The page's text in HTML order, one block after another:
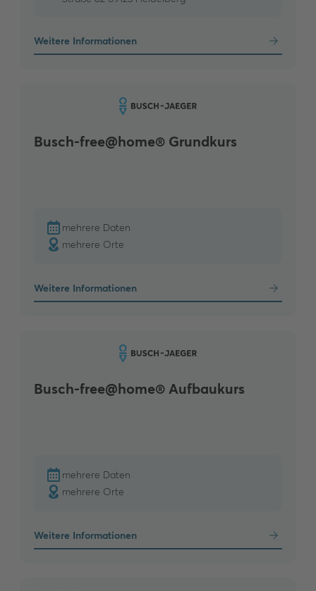
Weitere Informationen
Busch-free@home® Grundkurs
mehrere Daten
mehrere Orte
Weitere Informationen
Busch-free@home® Aufbaukurs
mehrere Daten
mehrere Orte
Weitere Informationen